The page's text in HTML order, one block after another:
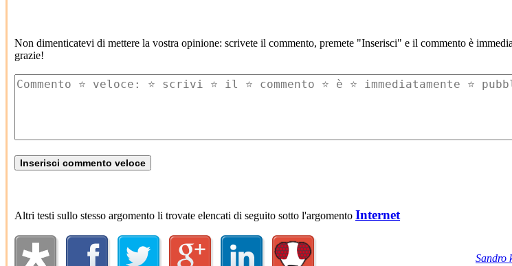
Non dimenticatevi di mettere la vostra opinione: scrivete il commento, premete "Inserisci" e il commento è
grazie!
Altri testi sullo stesso argomento li trovate elencati di seguito sotto l'argomento Internet
Sandro